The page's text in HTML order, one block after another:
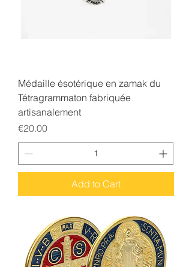
Médaille ésotérique en zamak du
Tétragrammaton fabriquée
artisanalement
Price
€20.00
Add to Cart